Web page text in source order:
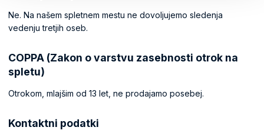
Ne. Na našem spletnem mestu ne dovoljujemo sledenja
vedenju tretjih oseb.
COPPA (Zakon o varstvu zasebnosti otrok na
spletu)
Otrokom, mlajšim od 13 let, ne prodajamo posebej.
Kontaktni podatki